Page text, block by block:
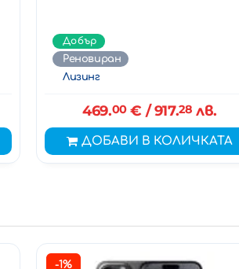
Добър
Реновиран
Лизинг
469.00€ / 917.28 лв.
ДОБАВИ В КОЛИЧКАТА
-1%